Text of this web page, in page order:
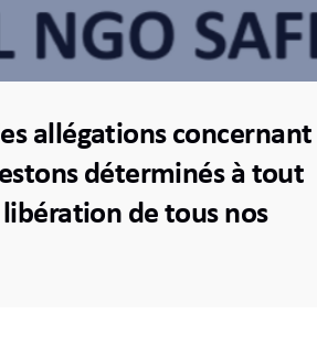
allégations concernant
déterminés à tout
de tous nos